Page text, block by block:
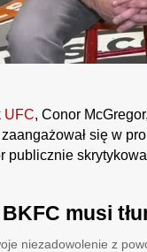
UFC, Conor
się w
publicznie
musi
niezadowolenie z